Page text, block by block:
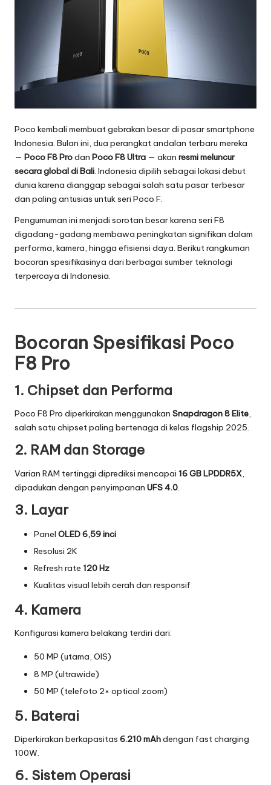
T
e
r
b
a
r
u
2
0
2
-
I
n
o
v
a
s
i
d
a
T
e
n
T
e
b
a
r
u
Poco kembali membuat gebrakan besar di pasar smartphone
Indonesia. Bulan ini, dua perangkat andalan terbaru mereka
— PocoF8 Prodan Poco F8 Ultra — akan resmi meluncur
secara global di Bali. Indonesia dipilih sebagai lokasi debut
dunia karena dianggap sebagai salah satu pasar terbesar
dan paling antusias untuk seri Poco F.
Pengumuman ini menjadi sorotan besar karena seri F8
digadang-gadang membawa peningkatan signifikan dalam
performa, kamera, hingga efisiensi daya. Berikut rangkuman
bocoran spesifikasinya dari berbagai sumber teknologi
terpercaya di Indonesia.
Bocoran Spesifikasi Poco
F8 Pro
1. Chipset dan Performa
Poco F8 Pro diperkirakan menggunakan Snapdragon 8 Elite,
salah satu chipset paling bertenaga di kelas flagship 2025.
2. RAM dan Storage
Varian RAM tertinggi diprediksi mencapai 16 GB LPDDR5X,
dipadukan dengan penyimpanan UFS 4.0.
3. Layar
Panel OLED 6,59 inci
Resolusi 2K
Refresh rate 120 Hz
Kualitas visual lebih cerah dan responsif
4. Kamera
Konfigurasi kamera belakang terdiri dari:
50 MP (utama, OIS)
8 MP (ultrawide)
50 MP (telefoto 2× optical zoom)
5. Baterai
Diperkirakan berkapasitas 6.210 mAhdengan fast charging
100W.
6. Sistem Operasi